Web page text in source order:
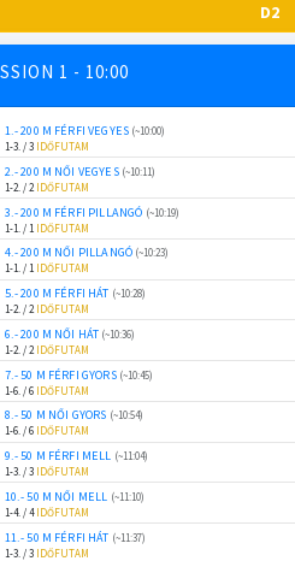
D2
1 - 10:00
1.- 200 M FÉRFI VEGYES (~10:00)
1-3. / 3 IDŐFUTAM
2.- 200 M NŐI VEGYES (~10:11)
1-2. / 2 IDŐFUTAM
3.- 200 M FÉRFI PILLANGÓ (~10:19)
1-1. / 1 IDŐFUTAM
4.- 200 M NŐI PILLANGÓ (~10:23)
1-1. / 1 IDŐFUTAM
5.- 200 M FÉRFI HÁT (~10:28)
1-2. / 2 IDŐFUTAM
6.- 200 M NŐI HÁT (~10:36)
1-2. / 2 IDŐFUTAM
7.- 50 M FÉRFI GYORS (~10:45)
1-6. / 6 IDŐFUTAM
8.- 50 M NŐI GYORS (~10:54)
1-6. / 6
IDŐFUTAM
9.- 50 M FÉRFI MELL (~11:04)
1-3. / 3 IDŐFUTAM
10.- 50 M NŐI MELL (~11:10)
1-4. / 4IDŐFUTAM
11.- 50 M FÉRFI HÁT (~11:37)
1-3. / 3 IDŐFUTAM